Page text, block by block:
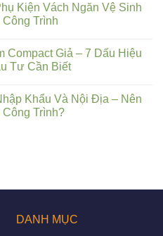
Kiện Vách Ngăn Vệ Sinh
Trình
Compact Giả – 7 Dấu Hiệu
Tư Cần Biết
Khẩu Và Nội Địa – Nên
Trình?
DANH MỤC